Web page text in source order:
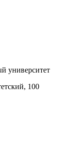
университет
100